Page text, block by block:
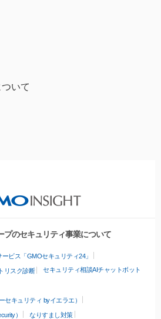
いて
プのセキュリティ事業について
ビス「GMOセキュリティ24」
リスク診断 セキュリティ相談AIチャットボット
キュリティ byイエラエ）
）
なりすまし対策